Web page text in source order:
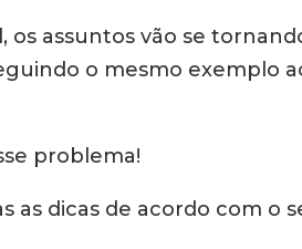
assuntos vão se
o mesmo exemplo
problema!
as dicas de acordo com o